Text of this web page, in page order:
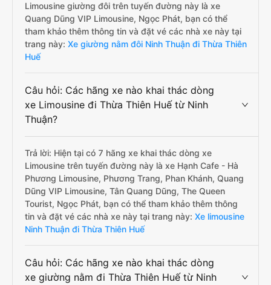
Limousine giường đôi trên tuyến đường này là xe
Quang Dũng VIP Limousine, Ngọc Phát, bạn có thể
tham khảo thêm thông tin và đặt vé các nhà xe này tại
trang này: Xe giường nằm đôi Ninh Thuận đi Thừa Thiên
Huế
Câu hỏi: Các hãng xe nào khai thác dòng
xe Limousine đi Thừa Thiên Huế từ Ninh
Thuận?
Trả lời: Hiện tại có 7 hãng xe khai thác dòng xe
Limousine trên tuyến đường này là xe Hạnh Cafe - Hà
Phương Limousine, Phương Trang, Phan Khánh, Quang
Dũng VIP Limousine, Tân Quang Dũng, The Queen
Tourist, Ngọc Phát, bạn có thể tham khảo thêm thông
tin và đặt vé các nhà xe này tại trang này: Xe limousine
Ninh Thuận đi Thừa Thiên Huế
Câu hỏi: Các hãng xe nào khai thác dòng
xe giường nằm đi Thừa Thiên Huế từ Ninh